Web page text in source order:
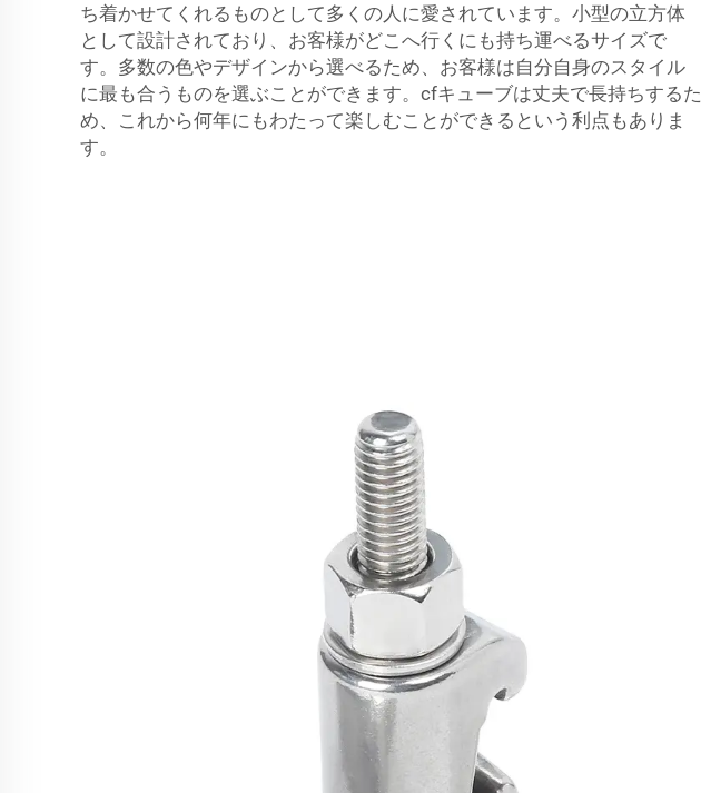
ち着かせてくれるものとして多くの人に愛されています。小型の立方体
として設計されており、お客様がどこへ行くにも持ち運べるサイズで
す。多数の色やデザインから選べるため、お客様は自分自身のスタイル
に最も合うものを選ぶことができます。cfキューブは丈夫で長持ちするた
め、これから何年にもわたって楽しむことができるという利点もありま
す。